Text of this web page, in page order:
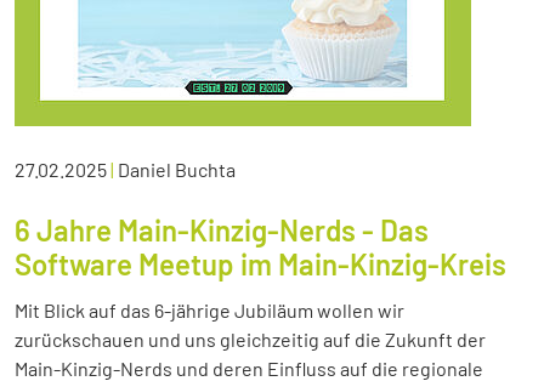
27.02.2025| Daniel Buchta
6 Jahre Main-Kinzig-Nerds - Das
Software Meetup im Main-Kinzig-Kreis
Mit Blick auf das 6-jährige Jubiläum wollen wir
zurückschauen und uns gleichzeitig auf die Zukunft der
Main-Kinzig-Nerds und deren Einfluss auf die regionale